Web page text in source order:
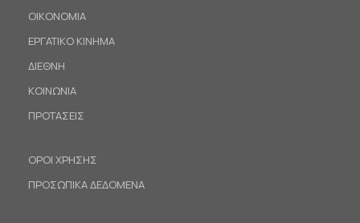
ΟΙΚΟΝΟΜΙΑ
ΕΡΓΑΤΙΚΟ ΚΙΝΗΜΑ
ΔΙΕΘΝΗ
ΚΟΙΝΩΝΙΑ
ΠΡΟΤΑΣΕΙΣ
ΟΡΟΙ ΧΡΗΣΗΣ
ΠΡΟΣΩΠΙΚΑ ΔΕΔΟΜΕΝΑ